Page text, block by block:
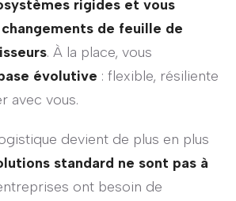
rigides et vous
de feuille de
. À la place, vous
évolutive : flexible, résiliente
avec vous.
devient de plus en plus
standard ne sont pas à
ont besoin de